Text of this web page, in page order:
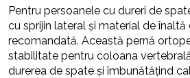
Pentru persoanele cu dureri de
cu sprijin lateral și material de
recomandată. Această pernă
stabilitate pentru coloana
durerea de spate și îmbunătățind